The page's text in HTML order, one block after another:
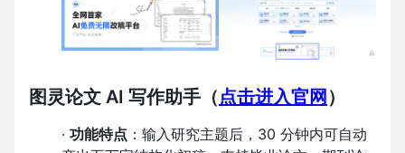
图灵论文 AI 写作助手 （点击进入官网 ）
· 功能特点 ：输入研究主题后，30 分钟内可自动